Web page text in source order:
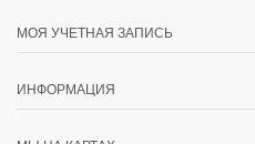
МОЯ УЧЕТНАЯ ЗАПИСЬ
ИНФОРМАЦИЯ